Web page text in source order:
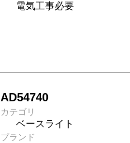
電気工事必要
AD54740
カテゴリ
ベースライト
ブランド